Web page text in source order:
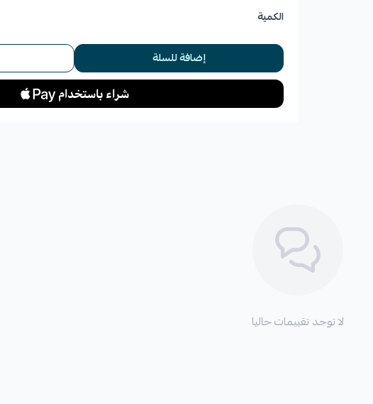
الكمية
إضافة للسلة
لا توجد تقييمات حاليا